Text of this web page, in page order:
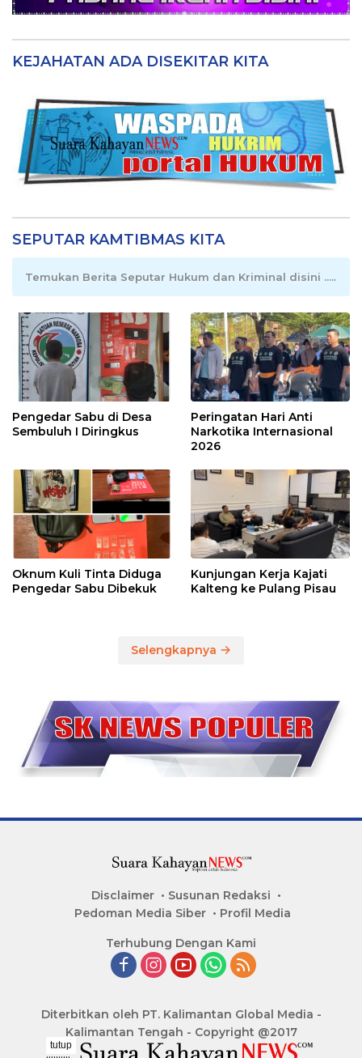
KEJAHATAN ADA DISEKITAR KITA
SEPUTAR KAMTIBMAS KITA
Temukan Berita Seputar Hukum dan Kriminal disini .....
Pengedar Sabu di Desa
Sembuluh I Diringkus
Peringatan Hari Anti
Narkotika Internasional
2026
Oknum Kuli Tinta Diduga
Pengedar Sabu Dibekuk
Kunjungan Kerja Kajati
Kalteng ke Pulang Pisau
Selengkapnya
Disclaimer
Susunan Redaksi
Pedoman Media Siber
Profil Media
Terhubung Dengan Kami
Diterbitkan oleh PT. Kalimantan Global Media -
Kalimantan Tengah - Copyright @2017
tutup
..........